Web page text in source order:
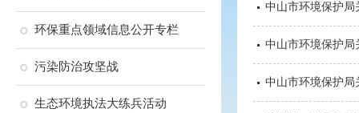
环保重点领域信息公开专栏
污染防治攻坚战
生态环境执法大练兵活动
中山市环境保护局
中山市环境保护局
中山市环境保护局